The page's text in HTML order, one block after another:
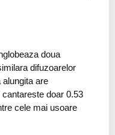
doua
difuzoarelor
alungita are
doar 0.53
cele mai usoare